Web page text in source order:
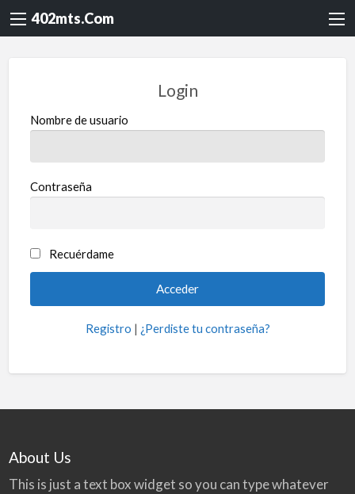
402mts.Com
Login
Nombre de usuario
Contraseña
Recuérdame
Registro | ¿Perdiste tu contraseña?
About Us
This is just a text box widget so you can type whatever